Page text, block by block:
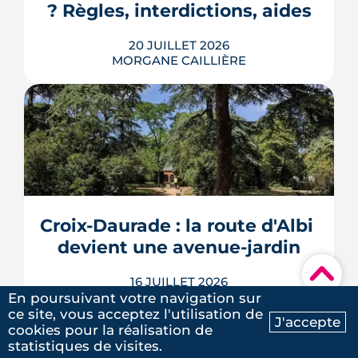
Ma recherche Contactez-nous
▾
LIRE L'ARTICLE
? Règles, interdictions, aides
20 JUILLET 2026
MORGANE CAILLIÈRE
En 2026, un logement doit être classé
au moins F au DPE pour être loué en
métropole, et la barre montera à E en
2028. Le nouveau mode de calcul
reclasse des centaines de milliers de
au Sénat pourrait assouplir les règles.
Calendrier, sanctions, obliga...
Croix-Daurade : la route d'Albi
devient une avenue-jardin
16 JUILLET 2026
MORGANE CAILLIÈRE
En poursuivant votre navigation sur
ce site, vous acceptez l'utilisation de
cookies pour la réalisation de
statistiques de visites.
J'accepte